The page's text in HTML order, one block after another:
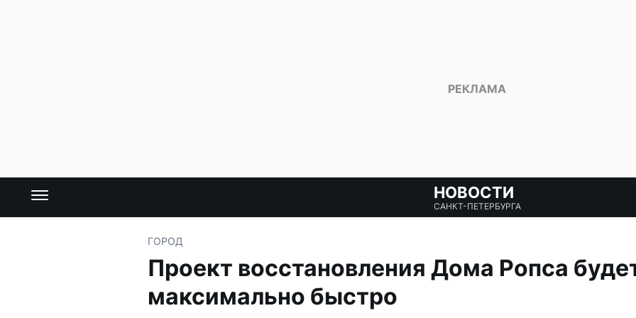
НОВОСТИ
САНКТ-ПЕТЕРБУРГА
ГОРОД
Проект восстановления Дома Ропса
максимально быстро